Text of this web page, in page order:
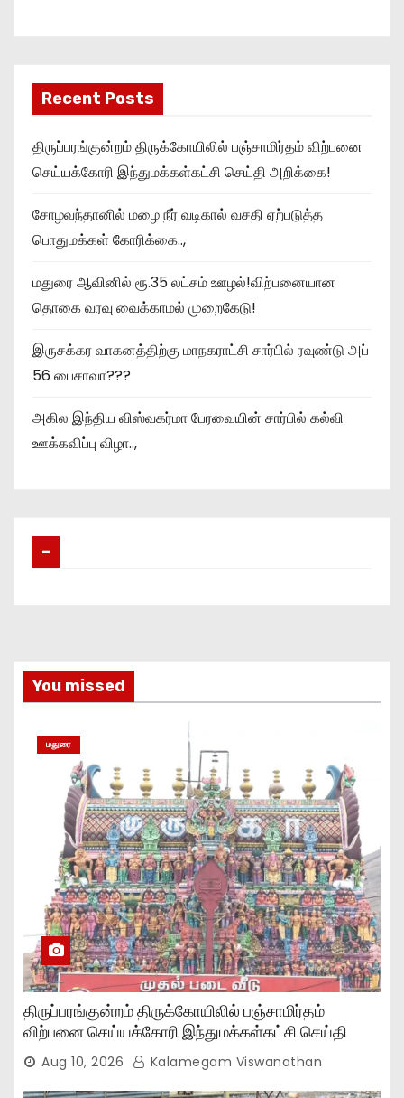
Recent Posts
திருப்பரங்குன்றம் திருக்கோயிலில் பஞ்சாமிர்தம் விற்பனை
செய்யக்கோரி இந்துமக்கள்கட்சி செய்தி அறிக்கை!
சோழவந்தானில் மழை நீர் வடிகால் வசதி ஏற்படுத்த
பொதுமக்கள் கோரிக்கை..,
மதுரை ஆவினில் ரூ.35 லட்சம் ஊழல்!விற்பனையான
தொகை வரவு வைக்காமல் முறைகேடு!
இருசக்கர வாகனத்திற்கு மாநகராட்சி சார்பில் ரவுண்டு அப்
56 பைசாவா???
அகில இந்திய விஸ்வகர்மா பேரவையின் சார்பில் கல்வி
ஊக்கவிப்பு விழா..,
–
You missed
மதுரை
திருப்பரங்குன்றம் திருக்கோயிலில் பஞ்சாமிர்தம்
விற்பனை செய்யக்கோரி இந்துமக்கள்கட்சி செய்தி
அறிக்கை!
Aug 10, 2026 Kalamegam Viswanathan